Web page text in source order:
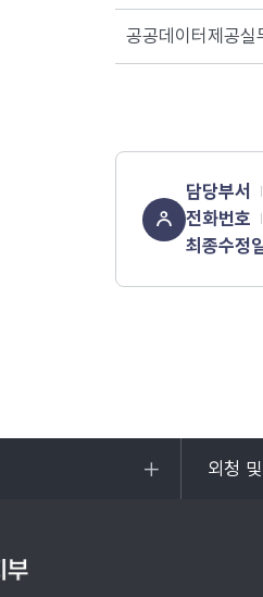
공공데이터제공실
담당부서
전화번호
최종수정
외청
목록